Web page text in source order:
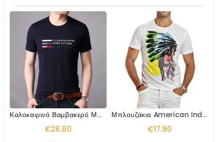
Καλοκαιρινό Βαμβακερό Μπλουζάκι O-Neck Streetwear
€28.60
Μπλουζάκια American Indian Swag
€17.90